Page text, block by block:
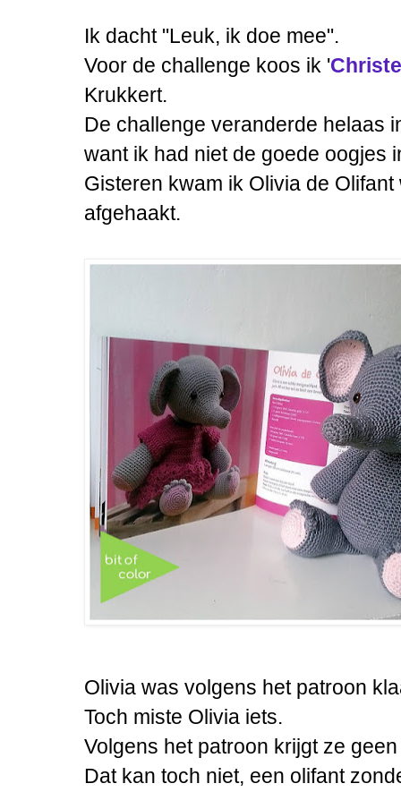
Ik dacht "Leuk, ik doe mee".
Voor de challenge koos ik '
Krukkert.
De challenge veranderde helaas
want ik had niet de goede oogjes
Gisteren kwam ik Olivia de
afgehaakt.
Olivia was volgens het patroon
Toch miste Olivia iets.
Volgens het patroon krijgt ze
Dat kan toch niet, een olifant